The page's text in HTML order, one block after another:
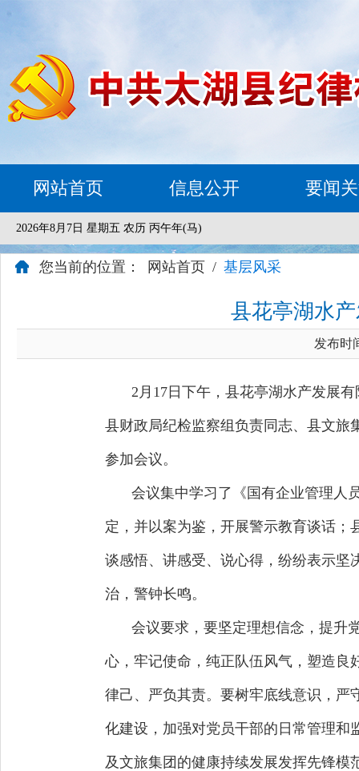
网站首页 信息公开 要闻
2026年8月7日 星期五 农历 丙午年(马)
您当前的位置： 网站首页 / 基层风采
县花亭湖水
发布时
2月17日下午，县花亭湖水产发展
县财政局纪检监察组负责同志、县文旅
参加会议。
会议集中学习了《国有企业管理人
定，并以案为鉴，开展警示教育谈话
谈感悟、讲感受、说心得，纷纷表示坚
治，警钟长鸣。
会议要求，要坚定理想信念，提升
心，牢记使命，纯正队伍风气，塑造良
律己、严负其责。要树牢底线意识，严
化建设，加强对党员干部的日常管理和
及文旅集团的健康持续发展发挥先锋模